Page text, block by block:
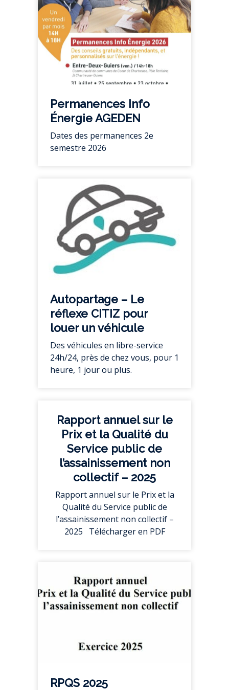
Permanences Info
Énergie AGEDEN
Dates des permanences 2e
semestre 2026
Autopartage – Le
réflexe CITIZ pour
louer un véhicule
Des véhicules en libre-service
24h/24, près de chez vous, pour 1
heure, 1 jour ou plus.
Rapport annuel sur le
Prix et la Qualité du
Service public de
l’assainissement non
collectif – 2025
Rapport annuel sur le Prix et la
Qualité du Service public de
l’assainissement non collectif –
2025 Télécharger en PDF
RPQS 2025